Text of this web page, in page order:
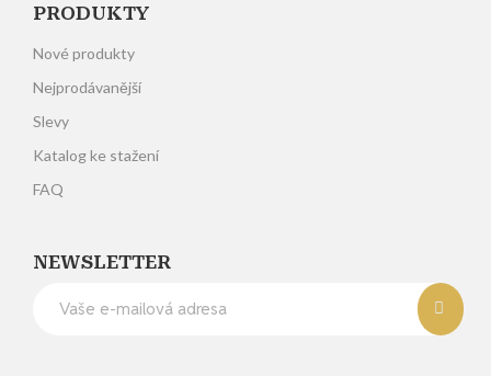
PRODUKTY
Nové produkty
Nejprodávanější
Slevy
Katalog ke stažení
FAQ
NEWSLETTER